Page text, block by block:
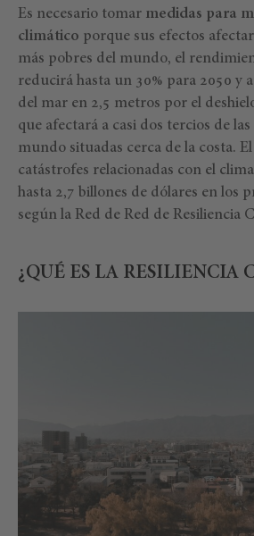
Es necesario tomar medidas para
climático porque sus efectos
más pobres del mundo, el
reducirá hasta un 30% para 2050 y
del mar en 2,5 metros por el
que afectará a casi dos tercios de
mundo situadas cerca de la costa. El
catástrofes relacionadas con el
hasta 2,7 billones de dólares en los
según la Red de Red de Resiliencia
¿QUÉ ES LA RESILIENCIA